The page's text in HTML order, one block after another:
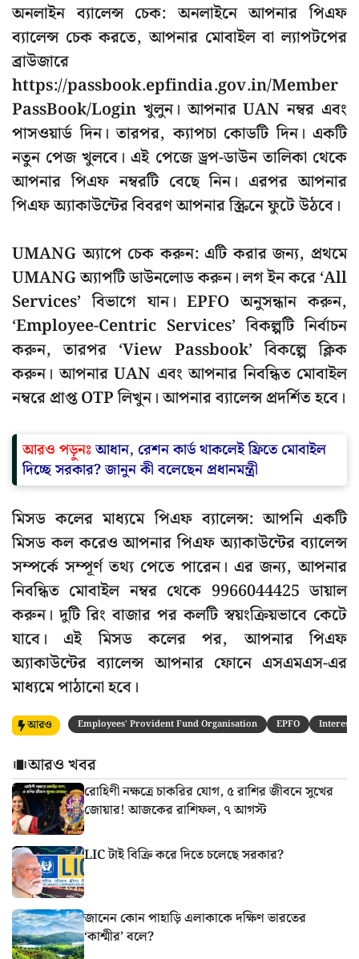
অনলাইন ব্যালেন্স চেক: অনলাইনে আপনার পিএফ
ব্যালেন্স চেক করতে, আপনার মোবাইল বা ল্যাপটপের
ব্রাউজারে
https://passbook.epfindia.gov.in/Member
PassBook/Login খুলুন। আপনার UAN নম্বর এবং
পাসওয়ার্ড দিন। তারপর, ক্যাপচা কোডটি দিন। একটি
নতুন পেজ খুলবে। এই পেজে ড্রপ-ডাউন তালিকা থেকে
আপনার পিএফ নম্বরটি বেছে নিন। এরপর আপনার
পিএফ অ্যাকাউন্টের বিবরণ আপনার স্ক্রিনে ফুটে উঠবে।
UMANG অ্যাপে চেক করুন: এটি করার জন্য, প্রথমে
UMANG অ্যাপটি ডাউনলোড করুন। লগ ইন করে ‘All
Services’ বিভাগে যান। EPFO ​​অনুসন্ধান করুন,
‘Employee-Centric Services’ বিকল্পটি নির্বাচন
করুন, তারপর ‘View Passbook’ বিকল্পে ক্লিক
করুন। আপনার UAN এবং আপনার নিবন্ধিত মোবাইল
নম্বরে প্রাপ্ত OTP লিখুন। আপনার ব্যালেন্স প্রদর্শিত হবে।
আরও পড়ুনঃআধান, রেশন কার্ড থাকলেই ফ্রিতে মোবাইল
দিচ্ছে সরকার? জানুন কী বলেছেন প্রধানমন্ত্রী
মিসড কলের মাধ্যমে পিএফ ব্যালেন্স: আপনি একটি
মিসড কল করেও আপনার পিএফ অ্যাকাউন্টের ব্যালেন্স
সম্পর্কে সম্পূর্ণ তথ্য পেতে পারেন। এর জন্য, আপনার
নিবন্ধিত মোবাইল নম্বর থেকে 9966044425 ডায়াল
করুন। দুটি রিং বাজার পর কলটি স্বয়ংক্রিয়ভাবে কেটে
যাবে। এই মিসড কলের পর, আপনার পিএফ
অ্যাকাউন্টের ব্যালেন্স আপনার ফোনে এসএমএস-এর
মাধ্যমে পাঠানো হবে।
আরও Employees' Provident Fund Organisation EPFO Interest
আরও খবর
রোহিণী নক্ষত্রে চাকরির যোগ, ৫ রাশির জীবনে সুখের
জোয়ার! আজকের রাশিফল, ৭ আগস্ট
LIC টাই বিক্রি করে দিতে চলেছে সরকার?
জানেন কোন পাহাড়ি এলাকাকে দক্ষিণ ভারতের
‘কাশ্মীর’ বলে?